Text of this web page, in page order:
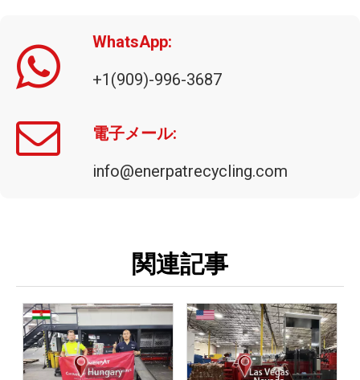
WhatsApp:
+1(909)-996-3687
電子メール:
info@enerpatrecycling.com
関連記事